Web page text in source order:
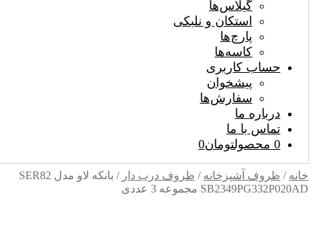
گیلاس‌ها
استکان و نلبکی
پارچ‌ها
کاسه‌ها
حساب کاربری
پیشخوان
سفارش‌ها
درباره ما
تماس با ما
0 محصول
تومان0
خانه / ظروف آشپزخانه / ظروف درب دار /
بانکه لاو مدل SER82
SB2349PG332P020AD مجموعه 3 عددی